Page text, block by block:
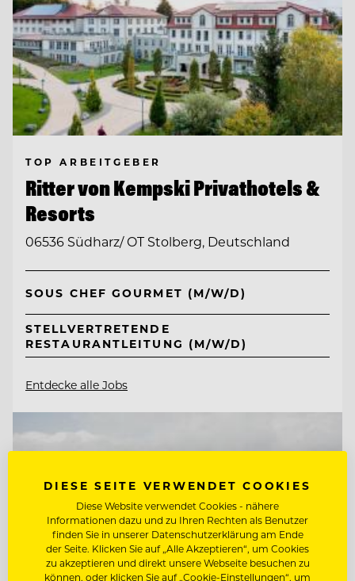
TOP ARBEITGEBER
Ritter von Kempski Privathotels &
Resorts
06536 Südharz/ OT Stolberg, Deutschland
SOUS CHEF GOURMET (M/W/D)
STELLVERTRETENDE
RESTAURANTLEITUNG (M/W/D)
Entdecke alle Jobs
DIESE SEITE VERWENDET COOKIES
Diese Website verwendet Cookies - nähere
Informationen dazu und zu Ihren Rechten als Benutzer
finden Sie in unserer Datenschutzerklärung am Ende
der Seite. Klicken Sie auf „Alle Akzeptieren“, um Cookies
zu akzeptieren und direkt unsere Webseite besuchen zu
können, oder klicken Sie auf „Cookie-Einstellungen“, um